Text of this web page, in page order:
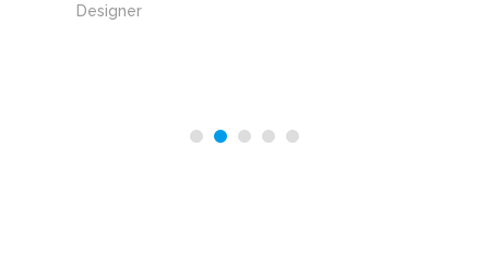
Designer